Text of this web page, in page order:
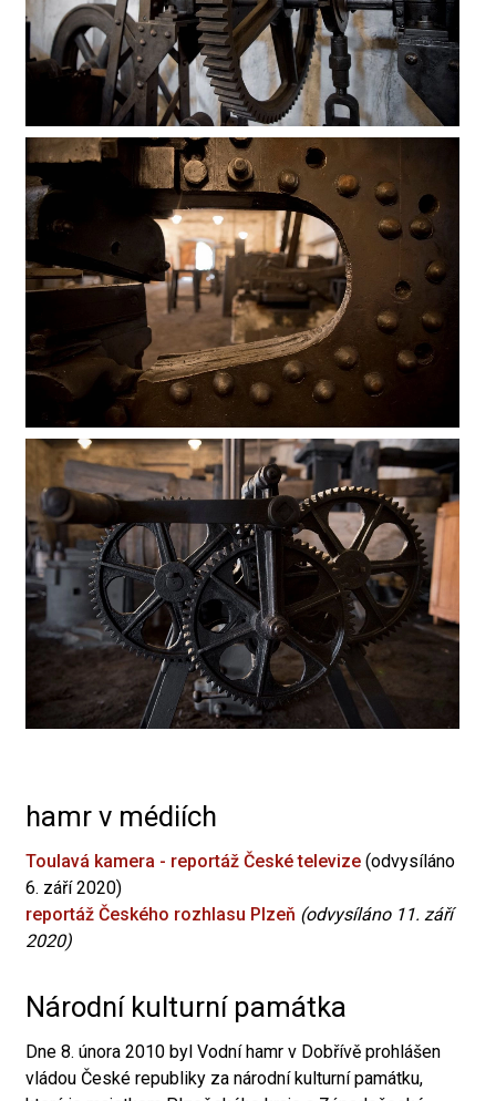
hamr v médiích
Toulavá kamera - reportáž České televize (odvysíláno
6. září 2020)
reportáž Českého rozhlasu Plzeň (odvysíláno 11. září
2020)
Národní kulturní památka
Dne 8. února 2010 byl Vodní hamr v Dobřívě prohlášen
vládou České republiky za národní kulturní památku,